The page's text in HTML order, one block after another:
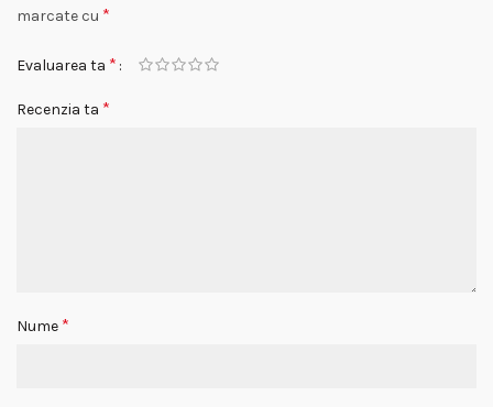
marcate cu *
Evaluarea ta *
Recenzia ta *
Nume *